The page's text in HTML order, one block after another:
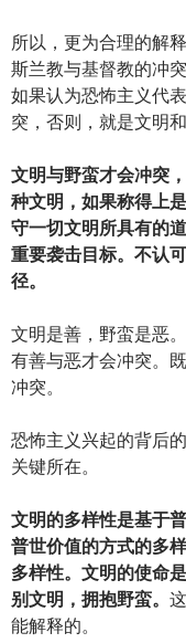
所以，更为合理的解
斯兰教与基督教的冲
如果认为恐怖主义代
突，否则，就是文明
文明与野蛮才会冲突
种文明，如果称得上
守一切文明所具有的
重要袭击目标。不认
径。
文明是善，野蛮是恶
有善与恶才会冲突。
冲突。
恐怖主义兴起的背后
关键所在。
文明的多样性是基于
普世价值的方式的多
多样性。文明的使命
别文明，拥抱野蛮。
能解释的。